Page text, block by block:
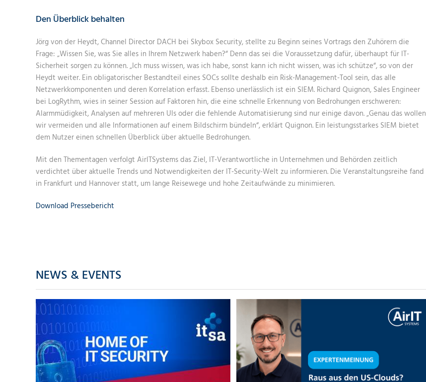
Den Überblick behalten
Jörg von der Heydt, Channel Director DACH bei Skybox Security, stellte zu Beginn seines Vortrags den Zuhörern die
Frage: „Wissen Sie, was Sie alles in Ihrem Netzwerk haben?“ Denn das sei die Voraussetzung dafür, überhaupt für IT-
Sicherheit sorgen zu können. „Ich muss wissen, was ich habe, sonst kann ich nicht wissen, was ich schütze“, so von der
Heydt weiter. Ein obligatorischer Bestandteil eines SOCs sollte deshalb ein Risk-Management-Tool sein, das alle
Netzwerkkomponenten und deren Korrelation erfasst. Ebenso unerlässlich ist ein SIEM. Richard Quignon, Sales Engineer
bei LogRythm, wies in seiner Session auf Faktoren hin, die eine schnelle Erkennung von Bedrohungen erschweren:
Alarmmüdigkeit, Analysen auf mehreren UIs oder die fehlende Automatisierung sind nur einige davon. „Genau das wollen
wir vermeiden und alle Informationen auf einem Bildschirm bündeln“, erklärt Quignon. Ein leistungsstarkes SIEM bietet
dem Nutzer einen schnellen Überblick über aktuelle Bedrohungen.
Mit den Thementagen verfolgt AirITSystems das Ziel, IT-Verantwortliche in Unternehmen und Behörden zeitlich
verdichtet über aktuelle Trends und Notwendigkeiten der IT-Security-Welt zu informieren. Die Veranstaltungsreihe fand
in Frankfurt und Hannover statt, um lange Reisewege und hohe Zeitaufwände zu minimieren.
Download Pressebericht
NEWS & EVENTS